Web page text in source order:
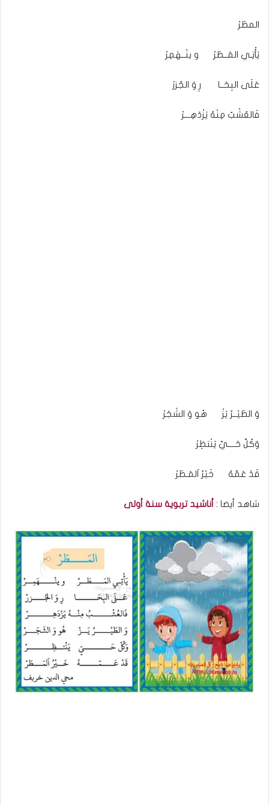
المطَرْ
يَأْتِـي المَــطَرْ و ينْــهَمِرْ
عَلَى البِحَــا رِ وَ الجُزرْ
فَالعُشْبُ مِنْهُ يَزْدَهِـــرْ
وَ الطَيْــرُ يَزْ هُو وَ الشَجَرْ
وَكُلّ حَــــيّ يَنْتظِرْ
قَدْ عَمّهُ خَيْرُ اَلمَـطَرْ
شاهد أيضا : أناشيد تربوية سنة أولى